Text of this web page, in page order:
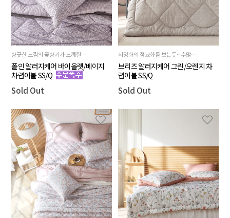
향긋한 느낌의 꽃향기가 느껴질듯한 감성적인 바이올렛과 달달한 캐러멜과 갓 내린 커피향이 연상되는 베이지,서로 다른 매력의 2가지 컬러중에서 초이스
폴인 알러지케어 바이올렛/베이지
차렵이불 SS/Q
Sold Out
서양화의 점묘화를 보는듯~ 수많은 붓터치로 완성한 독특한 질감의 디테일이 살아있는 차렵이불,진베이지 배색 양면의 동일한 패턴으로 2배의 즐거움
브리즈 알러지케어 그린/오렌지 차
렵이불 SS/Q
Sold Out